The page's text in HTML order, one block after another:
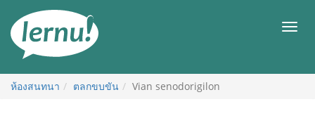
สารบัญ
เมนู
ห้องสนทนา ตลกขบขัน Vian senodorigilon